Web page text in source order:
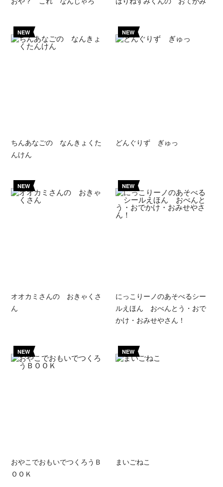
NEW
ちんあなごの なんきょくた
んけん
NEW
どんぐりず ぎゅっ
NEW
オオカミさんの おきゃくさ
ん
NEW
にっこりーノのあそべるシー
ルえほん おべんとう・おで
かけ・おみせやさん！
NEW
おやこでおもいでつくろうＢ
ＯＯＫ
NEW
まいごねこ